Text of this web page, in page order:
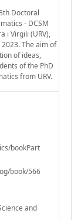
Doctoral
- DCSM
i Virgili (URV),
The aim of
of ideas,
of the PhD
from URV.
bookPart
book/566
and